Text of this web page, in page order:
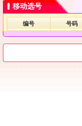
移动选号
编号 号码